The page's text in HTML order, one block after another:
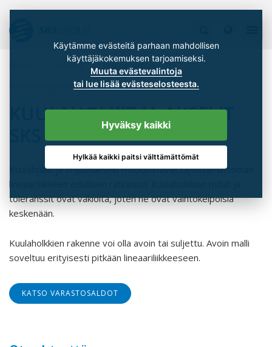
Tuotteet
Lineaaritekniikka
Kuulaholkit ja akselit SKS
KUULAHOLKIT JA AKSELIT
Kuulaholkit ja ohjausakselit muodostavat rajoittamattoman
lineaariliikkeen edullisen ratkaisun. Kuulaholkkien mitat ja
toleranssit ovat vakioita, joten ne ovat vaihtokelpoisia
keskenään.
Kuulaholkkien rakenne voi olla avoin tai suljettu. Avoin malli
soveltuu erityisesti pitkään lineaariliikkeeseen.
KATSO VARASTOSALDOT
Käytämme evästeitä parhaan mahdollisen
Muuta evästevalintoja
tai lue lisää evästeselosteesta.
Hyväksy kaikki
Hylkää kaikki paitsi välttämättömät